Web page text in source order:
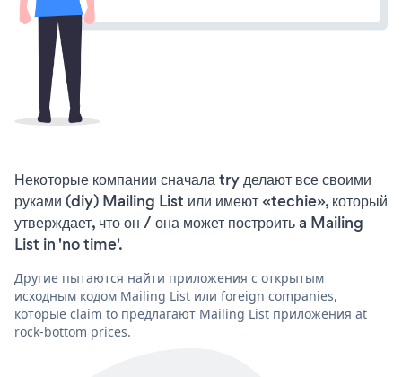
Некоторые компании сначала try делают все своими
руками (diy) Mailing List или имеют «techie», который
утверждает, что он / она может построить a Mailing
List in 'no time'.
Другие пытаются найти приложения с открытым
исходным кодом Mailing List или foreign companies,
которые claim to предлагают Mailing List приложения at
rock-bottom prices.